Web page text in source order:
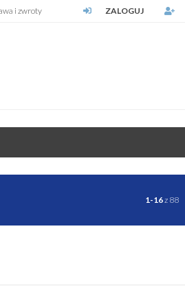
i zwroty ZALOGUJ
1-16z 88